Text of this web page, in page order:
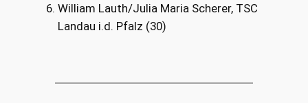
William Lauth/Julia Maria Scherer, TSC
Landau i.d. Pfalz (30)